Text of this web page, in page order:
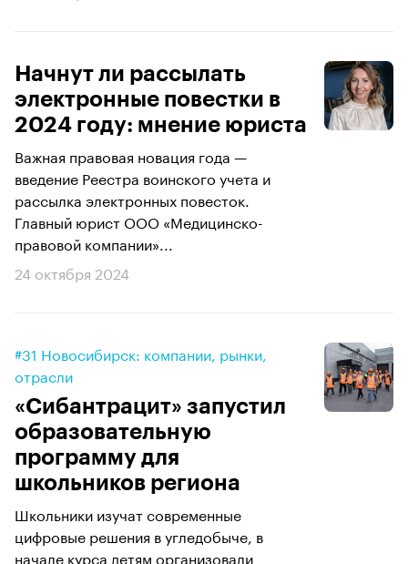
Начнут ли рассылать
электронные повестки в
2024 году: мнение юриста
Важная правовая новация года —
введение Реестра воинского учета и
рассылка электронных повесток.
Главный юрист ООО «Медицинско-
правовой компании»...
24 октября 2024
#31 Новосибирск: компании, рынки,
отрасли
«Сибантрацит» запустил
образовательную
программу для
школьников региона
Школьники изучат современные
цифровые решения в угледобыче, в
начале курса детям организовали